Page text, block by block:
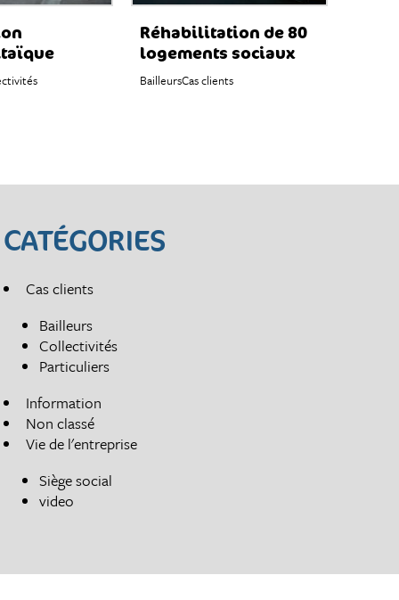
Réhabilitation de 80
logements sociaux
BailleursCas clients
CATÉGORIES
Cas clients
Bailleurs
Collectivités
Particuliers
Information
Non classé
Vie de l'entreprise
Siège social
video